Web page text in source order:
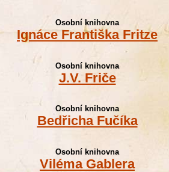
Osobní knihovna
Ignáce Františka Fritze
Osobní knihovna
J.V. Friče
Osobní knihovna
Bedřicha Fučíka
Osobní knihovna
Viléma Gablera